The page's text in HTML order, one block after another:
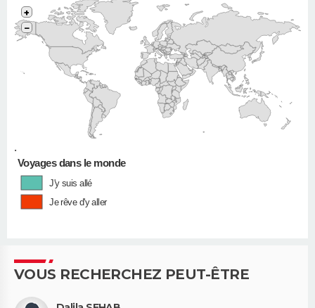
•
+
−
Voyages dans le monde
J'y suis allé
Je rêve d'y aller
VOUS RECHERCHEZ PEUT-ÊTRE